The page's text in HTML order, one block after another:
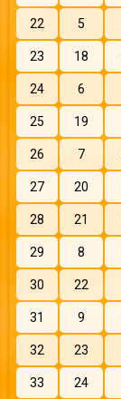
22
5
23
18
24
6
25
19
26
7
27
20
28
21
29
8
30
22
31
9
32
23
33
24